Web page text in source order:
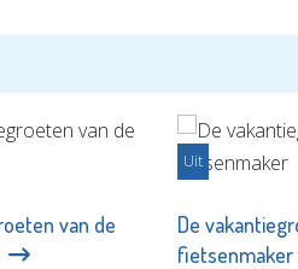
van de
Uit
De
fietsenmaker